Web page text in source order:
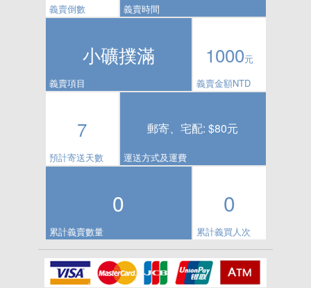
義賣倒數
義賣時間
小礦撲滿
義賣項目
1000元
義賣金額NTD
7
預計寄送天數
郵寄、宅配: $80元
運送方式及運費
0
累計義賣數量
0
累計義買人次